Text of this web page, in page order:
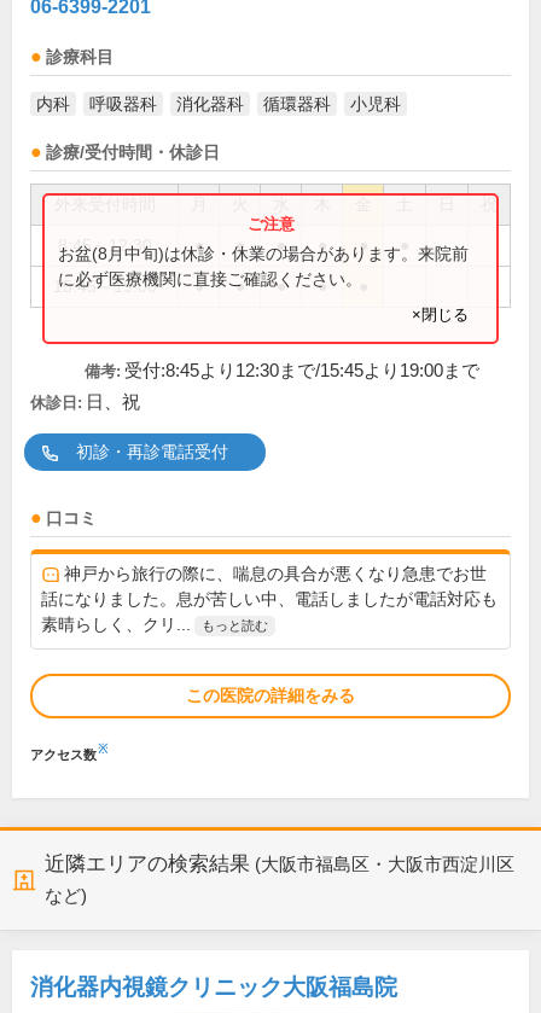
06-6399-2201
診療科目
内科 呼吸器科 消化器科 循環器科 小児科
診療/受付時間・休診日
祝
8:45～12:30 ● ● ● ● ●
15:45～19:00 ● ● ● ●
お盆(8月中旬)は休診・休業の場合があります。来院前
に必ず医療機関に直接ご確認ください。
×閉じる
備考: 受付:8:45より12:30まで/15:45より19:00まで
休診日: 日、祝
初診・再診電話受付
口コミ
神戸から旅行の際に、喘息の具合が悪くなり急患でお世
話になりました。息が苦しい中、電話しましたが電話対応も
素晴らしく、クリ...
もっと読む
この医院の詳細をみる
アクセス数※
近隣エリアの検索結果 (大阪市福島区・大阪市西淀川区
など)
消化器内視鏡クリニック大阪福島院